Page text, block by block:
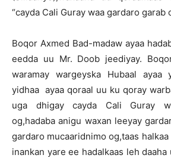
“cayda Cali Guray waa gardaro garab
Boqor Axmed Bad-madaw ayaa
eedda uu Mr. Doob jeediyay.
waramay wargeyska Hubaal
yidhaa ayaa qoraal uu ku qoray
uga dhigay cayda Cali Guray
og,hadaba anigu waxan leeyay
gardaro mucaaridnimo og,taas halkaa
inankan yare ee hadalkaas leh